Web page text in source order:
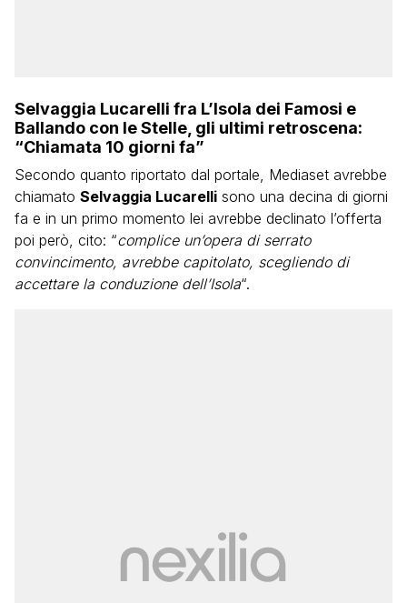
Selvaggia Lucarelli fra L’Isola dei Famosi e
Ballando con le Stelle, gli ultimi retroscena:
“Chiamata 10 giorni fa”
Secondo quanto riportato dal portale, Mediaset avrebbe
chiamato Selvaggia Lucarelli sono una decina di giorni
fa e in un primo momento lei avrebbe declinato l’offerta
poi però, cito: “complice un’opera di serrato
convincimento, avrebbe capitolato, scegliendo di
accettare la conduzione dell’Isola“.